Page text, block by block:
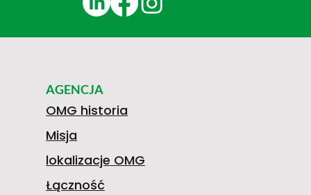
ST
AGENCJA
OMG historia
Misja
lokalizacje OMG
Łączność